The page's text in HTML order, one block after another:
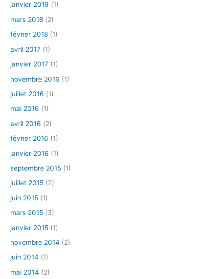
janvier 2019 (1)
mars 2018 (2)
février 2018 (1)
avril 2017 (1)
janvier 2017 (1)
novembre 2016 (1)
juillet 2016 (1)
mai 2016 (1)
avril 2016 (2)
février 2016 (1)
janvier 2016 (1)
septembre 2015 (1)
juillet 2015 (2)
juin 2015 (1)
mars 2015 (3)
janvier 2015 (1)
novembre 2014 (2)
juin 2014 (1)
mai 2014 (2)